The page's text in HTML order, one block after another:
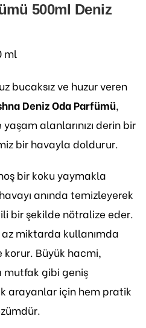
500ml Deniz
ml
bucaksız ve huzur veren
Deniz Oda Parfümü,
alanlarınızı derin bir
bir havayla doldurur.
bir koku yaymakla
anında temizleyerek
bir şekilde nötralize eder.
az miktarda kullanımda
korur. Büyük hacmi,
mutfak gibi geniş
arayanlar için hem pratik